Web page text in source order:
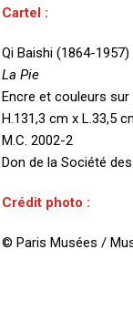
Cartel :
Qi Baishi (1864-1957)
La Pie
Encre et couleurs sur
H.131,3 cm x L.33,5
M.C. 2002-2
Don de la Société
Crédit photo :
© Paris Musées /